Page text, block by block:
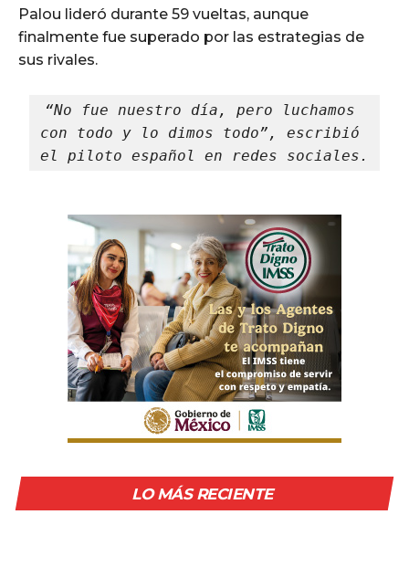
Palou lideró durante 59 vueltas, aunque
finalmente fue superado por las estrategias de
sus rivales.
“No fue nuestro día, pero luchamos
con todo y lo dimos todo”, escribió
el piloto español en redes sociales.
LO MÁS RECIENTE